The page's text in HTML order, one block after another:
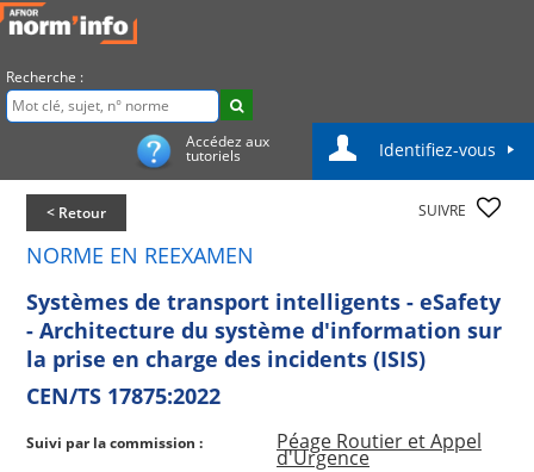
Recherche :
Accédez aux
tutoriels Identifiez-vous
< Retour SUIVRE
NORME EN REEXAMEN
Systèmes de transport intelligents - eSafety
- Architecture du système d'information sur
la prise en charge des incidents (ISIS)
CEN/TS 17875:2022
Suivi par la commission : Péage Routier et Appel
d'Urgence